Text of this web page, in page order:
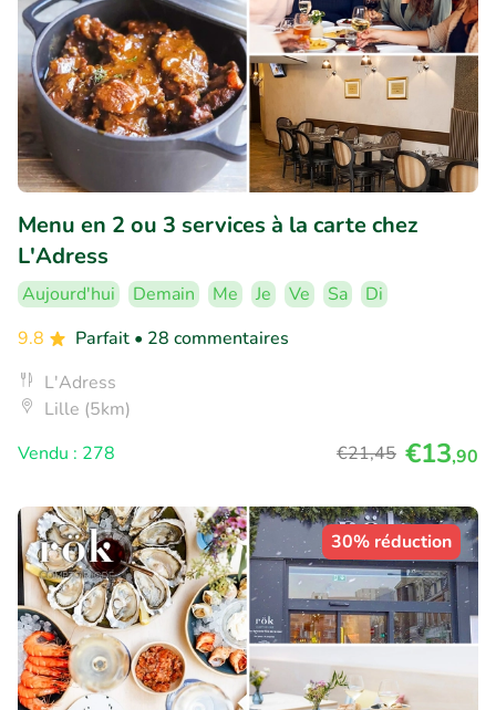
Menu en 2 ou 3 services à la carte chez
L'Adress
Aujourd'hui Demain Me Je Ve Sa
Di
9.8
Parfait • 28 commentaires
L'Adress
Lille (5km)
Vendu : 278
€21,45 €13,90
30% réduction